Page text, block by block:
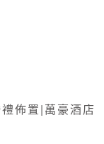
佈置|萬豪酒店